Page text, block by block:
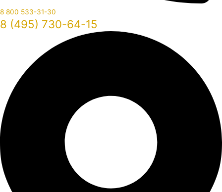
8 800 533-31-30
8 (495) 730-64-15